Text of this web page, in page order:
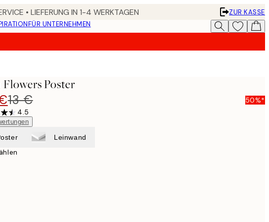
• LIEFERUNG IN 1-4 WERKTAGEN
ZUR KASSE
FÜR UNTERNEHMEN
Poster
13 €
50%*
4.5
Leinwand